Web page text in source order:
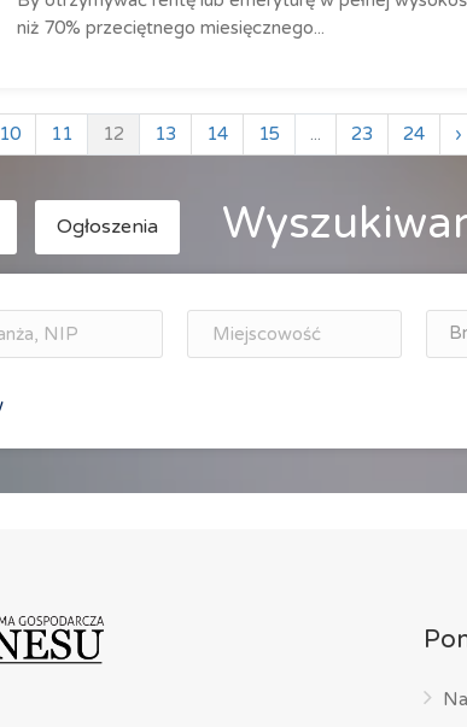
niż 70% przeciętnego miesięcznego...
10 11 12 13 14 15 ... 23 24 ›
Ogłoszenia